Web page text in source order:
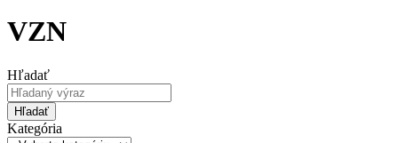
VZN
Hľadať
Hľadať
Kategória